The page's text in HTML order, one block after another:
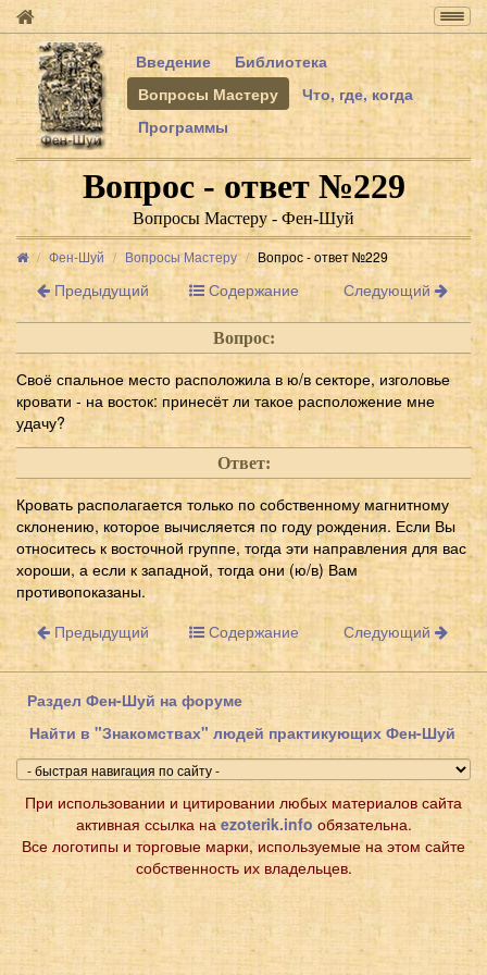
Введение
Библиотека
Вопросы Мастеру
Что, где, когда
Программы
Вопрос - ответ №229
Вопросы Мастеру - Фен-Шуй
Фен-Шуй Вопросы Мастеру Вопрос - ответ №229
Предыдущий Содержание Следующий
Вопрос:
Своё спальное место расположила в ю/в секторе, изголовье
кровати - на восток: принесёт ли такое расположение мне
удачу?
Ответ:
Кровать располагается только по собственному магнитному
склонению, которое вычисляется по году рождения. Если Вы
относитесь к восточной группе, тогда эти направления для вас
хороши, а если к западной, тогда они (ю/в) Вам
противопоказаны.
Предыдущий
Содержание Следующий
Раздел Фен-Шуй на форуме
Найти в "Знакомствах" людей практикующих Фен-Шуй
При использовании и цитировании любых материалов сайта
активная ссылка наezoterik.info обязательна.
Все логотипы и торговые марки, используемые на этом сайте
собственность их владельцев.